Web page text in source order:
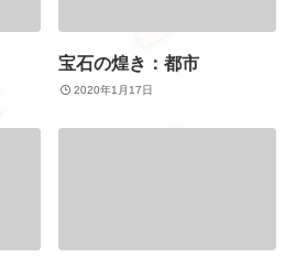
宝石の煌き：都市
2020年1月17日